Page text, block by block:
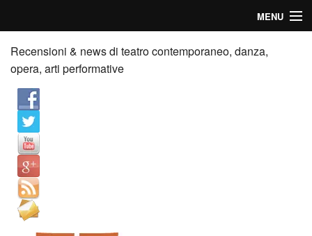
MENU
Home
Recensioni
Anticipazioni
News
Palazzi consiglia
Video
Recensioni & news di teatro contemporaneo, danza,
opera, arti performative